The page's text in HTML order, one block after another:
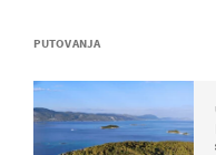
PUTOVANJA